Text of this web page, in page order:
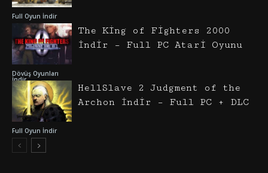
Full Oyun İndir
Dövüş Oyunları
İndir
The King of Fighters 2000
İndir – Full PC Atari Oyunu
Full Oyun İndir
HellSlave 2 Judgment of the
Archon İndir – Full PC + DLC